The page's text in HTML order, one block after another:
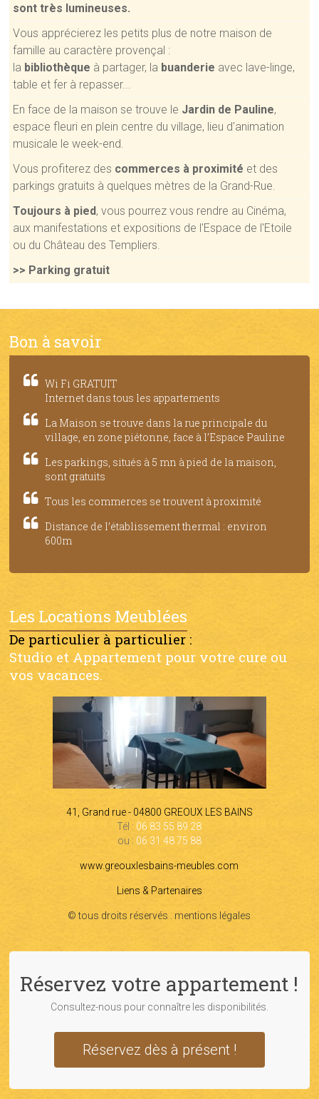
sont très lumineuses.
Vous apprécierez les petits plus de notre maison de
famille au caractère provençal :
la bibliothèque à partager, la buanderie avec lave-linge,
table et fer à repasser...
En face de la maison se trouve le Jardin de Pauline,
espace fleuri en plein centre du village, lieu d'animation
musicale le week-end.
Vous profiterez des commerces à proximité et des
parkings gratuits à quelques mètres de la Grand-Rue.
Toujours à pied, vous pourrez vous rendre au Cinéma,
aux manifestations et expositions de l'Espace de l'Etoile
ou du Château des Templiers.
>> Parking gratuit
Bon à savoir
Wi Fi GRATUIT
Internet dans tous les appartements
La Maison se trouve dans la rue principale du
village, en zone piétonne, face à l’Espace Pauline
Les parkings, situés à 5 mn à pied de la maison,
sont gratuits
Tous les commerces se trouvent à proximité
Distance de l’établissement thermal : environ
600m
Les Locations Meublées
De particulier à particulier :
Studio et Appartement pour votre cure ou
vos vacances.
41, Grand rue - 04800 GREOUX LES BAINS
Tél : 06 83 55 89 28
ou : 06 31 48 75 88
www.greouxlesbains-meubles.com
Liens & Partenaires
© tous droits réservés . mentions légales
Réservez votre appartement !
Consultez-nous pour connaître les disponibilités.
Réservez dès à présent !